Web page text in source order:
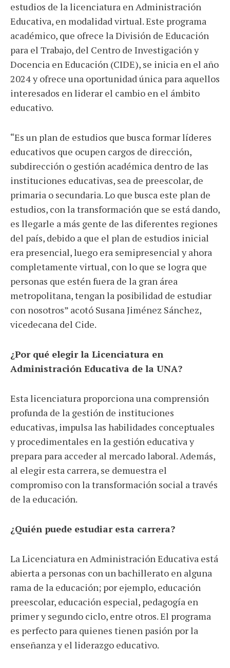
estudios de la licenciatura en Administración
Educativa, en modalidad virtual. Este programa
académico, que ofrece la División de Educación
para el Trabajo, del Centro de Investigación y
Docencia en Educación (CIDE), se inicia en el año
2024 y ofrece una oportunidad única para aquellos
interesados en liderar el cambio en el ámbito
educativo.
“Es un plan de estudios que busca formar líderes
educativos que ocupen cargos de dirección,
subdirección o gestión académica dentro de las
instituciones educativas, sea de preescolar, de
primaria o secundaria. Lo que busca este plan de
estudios, con la transformación que se está dando,
es llegarle a más gente de las diferentes regiones
del país, debido a que el plan de estudios inicial
era presencial, luego era semipresencial y ahora
completamente virtual, con lo que se logra que
personas que estén fuera de la gran área
metropolitana, tengan la posibilidad de estudiar
con nosotros” acotó Susana Jiménez Sánchez,
vicedecana del Cide.
¿Por qué elegir la Licenciatura en
Administración Educativa de la UNA?
Esta licenciatura proporciona una comprensión
profunda de la gestión de instituciones
educativas, impulsa las habilidades conceptuales
y procedimentales en la gestión educativa y
prepara para acceder al mercado laboral. Además,
al elegir esta carrera, se demuestra el
compromiso con la transformación social a través
de la educación.
¿Quién puede estudiar esta carrera?
La Licenciatura en Administración Educativa está
abierta a personas con un bachillerato en alguna
rama de la educación; por ejemplo, educación
preescolar, educación especial, pedagogía en
primer y segundo ciclo, entre otros. El programa
es perfecto para quienes tienen pasión por la
enseñanza y el liderazgo educativo.